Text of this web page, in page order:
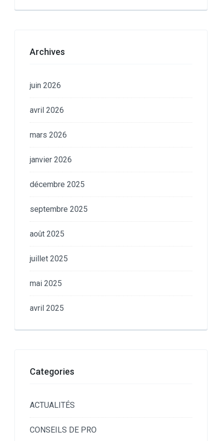
Archives
juin 2026
avril 2026
mars 2026
janvier 2026
décembre 2025
septembre 2025
août 2025
juillet 2025
mai 2025
avril 2025
Categories
ACTUALITÉS
CONSEILS DE PRO